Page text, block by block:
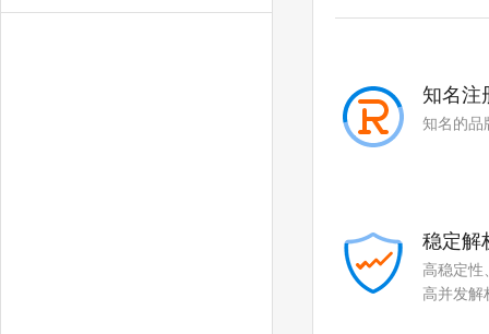
知名注
知名的品
稳定解
高稳定性
高并发解